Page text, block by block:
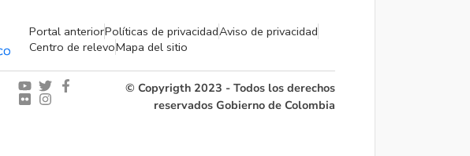
Portal anteriorPolíticas de privacidadAviso de privacidad
Centro de relevoMapa del sitio
© Copyrigth 2023 - Todos los derechos
reservados Gobierno de Colombia